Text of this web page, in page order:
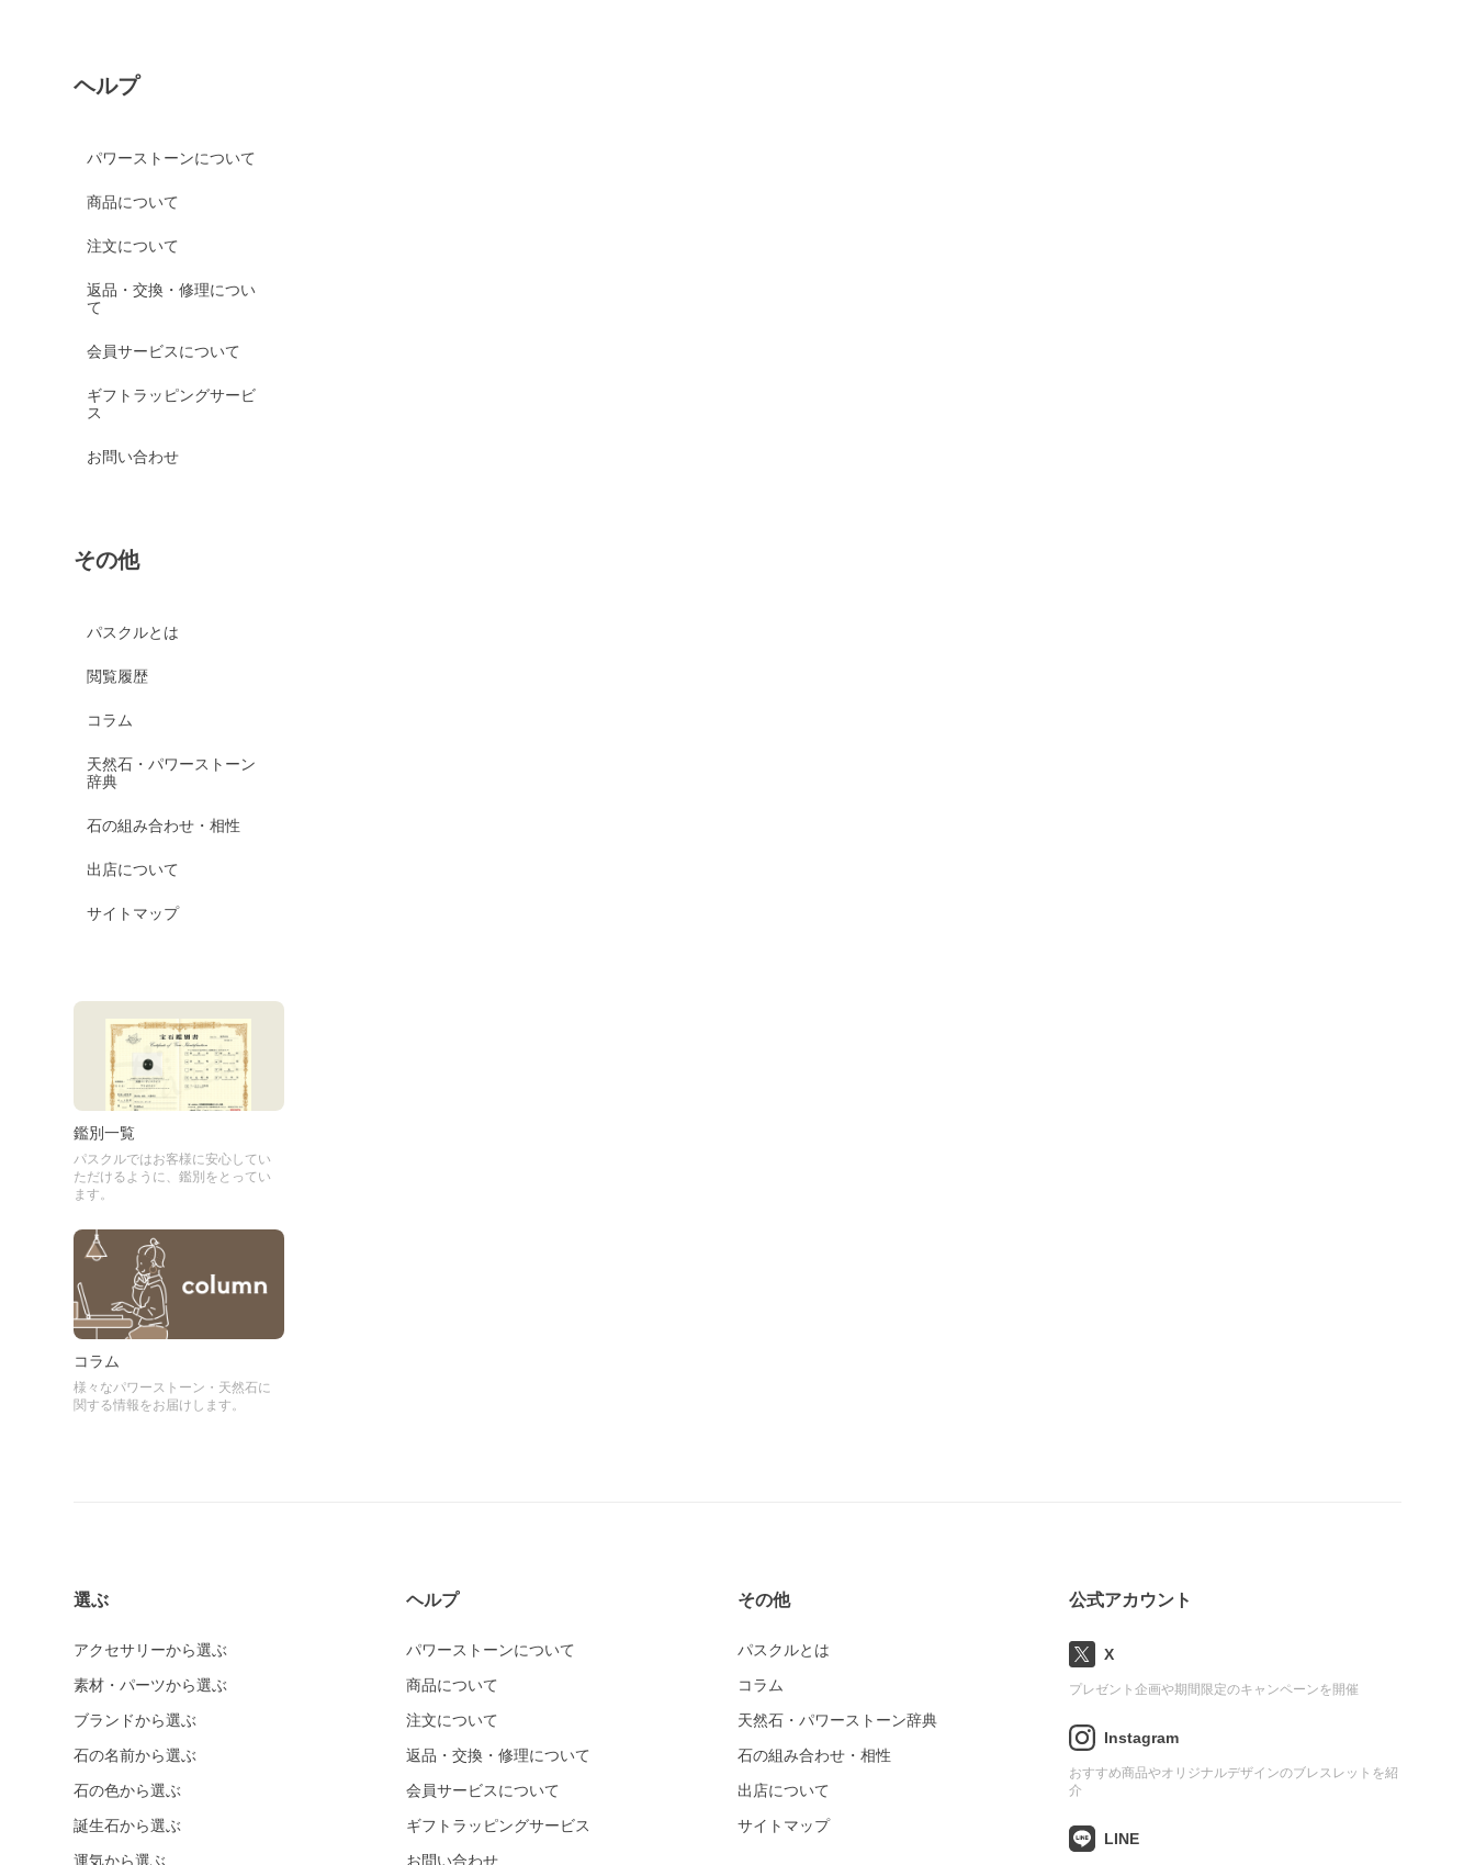
ヘルプ
パワーストーンについて
商品について
注文について
返品・交換・修理につい
て
会員サービスについて
ギフトラッピングサービ
ス
お問い合わせ
その他
パスクルとは
閲覧履歴
コラム
天然石・パワーストーン
辞典
石の組み合わせ・相性
出店について
サイトマップ
鑑別一覧
パスクルではお客様に安心してい
ただけるように、鑑別をとってい
ます。
コラム
様々なパワーストーン・天然石に
関する情報をお届けします。
選ぶ
アクセサリーから選ぶ
素材・パーツから選ぶ
ブランドから選ぶ
石の名前から選ぶ
石の色から選ぶ
誕生石から選ぶ
運気から選ぶ
ヘルプ
パワーストーンについて
商品について
注文について
返品・交換・修理について
会員サービスについて
ギフトラッピングサービス
お問い合わせ
その他
パスクルとは
コラム
天然石・パワーストーン辞典
石の組み合わせ・相性
出店について
サイトマップ
公式アカウント
X
プレゼント企画や期間限定のキャンペーンを開催
Instagram
おすすめ商品やオリジナルデザインのブレスレットを紹
介
LINE